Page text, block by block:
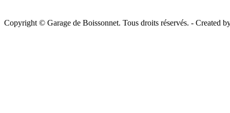
Copyright © Garage de Boissonnet. Tous droits réservés. - Created